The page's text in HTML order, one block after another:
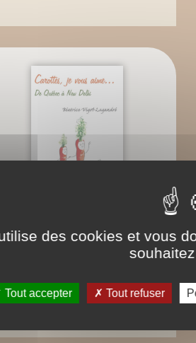
Carottes, je vous aime...
des cookies et vous
Tout accepter Tout refuser